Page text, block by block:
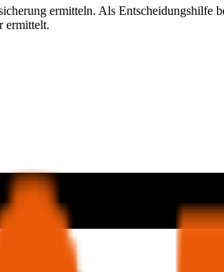
ermitteln. Als Entscheidungshilfe
ermittelt.